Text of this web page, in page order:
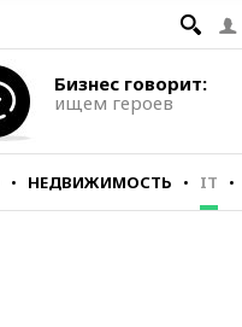
Бизнес говорит:
ищем героев
НЕДВИЖИМОСТЬ IT